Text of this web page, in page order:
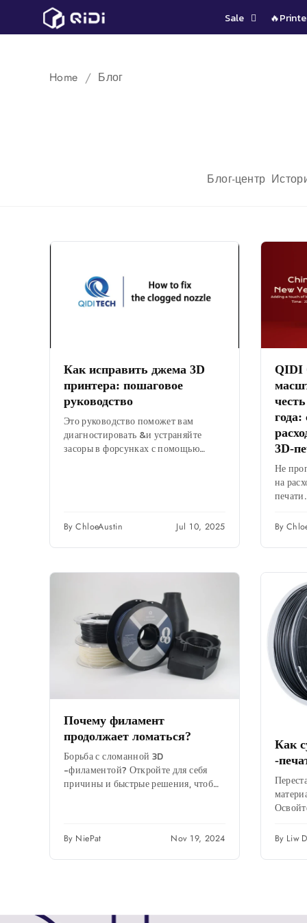
Пропустить
Sale
Home Блог
Блог-центр
Как исправить джема 3D
принтера: пошаговое
руководство
Это руководство поможет вам
диагностировать &и устраняйте
засоры в форсунках с помощью
By ChloeAustin Jul 10, 2025
QIDI
года:
3D-
Не
на
By
Почему филамент
продолжает ломаться?
Борьба с сломанной 3D
-филаментой? Откройте для себя
причины и быстрые решения, чтобы
By NiePat Nov 19, 2024
Как
-
By Liw